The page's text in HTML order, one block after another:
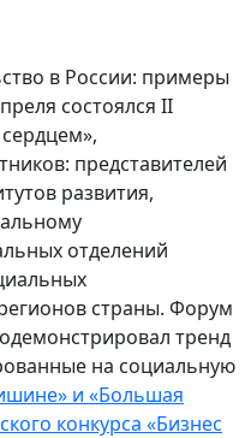
в России: примеры
состоялся II
представителей
развития,
отделений
страны. Форум
тренд
на социальную
и «Большая
конкурса «Бизнес